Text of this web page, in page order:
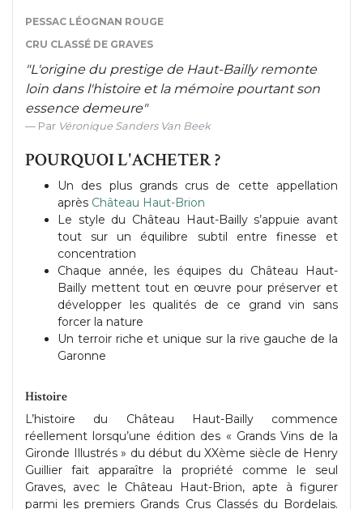
PESSAC LÉOGNAN ROUGE
CRU CLASSÉ DE GRAVES
"L'origine du prestige de Haut-Bailly remonte
loin dans l'histoire et la mémoire pourtant son
essence demeure"
Par Véronique Sanders Van Beek
POURQUOI L'ACHETER ?
Un des plus grands crus de cette appellation
après Château Haut-Brion
Le style du Château Haut-Bailly s’appuie avant
tout sur un équilibre subtil entre finesse et
concentration
Chaque année, les équipes du Château Haut-
Bailly mettent tout en œuvre pour préserver et
développer les qualités de ce grand vin sans
forcer la nature
Un terroir riche et unique sur la rive gauche de la
Garonne
Histoire
L’histoire du Château Haut-Bailly commence
réellement lorsqu’une édition des « Grands Vins de la
Gironde Illustrés » du début du XXème siècle de Henry
Guillier fait apparaître la propriété comme le seul
Graves, avec le Château Haut-Brion, apte à figurer
parmi les premiers Grands Crus Classés du Bordelais.